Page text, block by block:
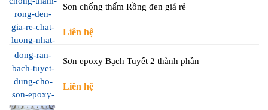
Sơn chống thấm Rồng đen giá rẻ
Liên hệ
Sơn epoxy Bạch Tuyết 2 thành phần
Liên hệ